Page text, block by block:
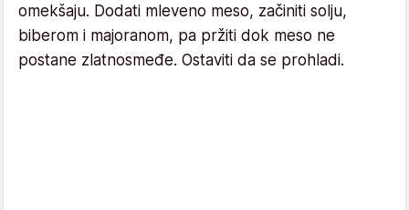
omekšaju. Dodati mleveno meso, začiniti solju,
biberom i majoranom, pa pržiti dok meso ne
postane zlatnosmeđe. Ostaviti da se prohladi.